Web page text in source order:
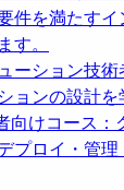
件を満たすイ
す。
ーション技術
ョンの設計を
向けコース：
プロイ・管理